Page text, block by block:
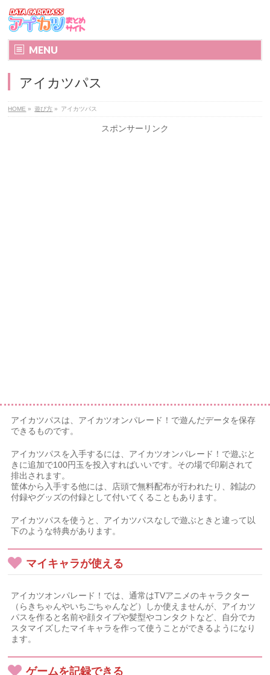
MENU
アイカツパス
HOME » 遊び方 » アイカツパス
スポンサーリンク
アイカツパスは、アイカツオンパレード！で遊んだデータを保存
できるものです。
アイカツパスを入手するには、アイカツオンパレード！で遊ぶと
きに追加で100円玉を投入すればいいです。その場で印刷されて
排出されます。
筐体から入手する他には、店頭で無料配布が行われたり、雑誌の
付録やグッズの付録として付いてくることもあります。
アイカツパスを使うと、アイカツパスなしで遊ぶときと違って以
下のような特典があります。
マイキャラが使える
アイカツオンパレード！では、通常はTVアニメのキャラクター
（らきちゃんやいちごちゃんなど）しか使えませんが、アイカツ
パスを作ると名前や顔タイプや髪型やコンタクトなど、自分でカ
スタマイズしたマイキャラを作って使うことができるようになり
ます。
ゲームを記録できる